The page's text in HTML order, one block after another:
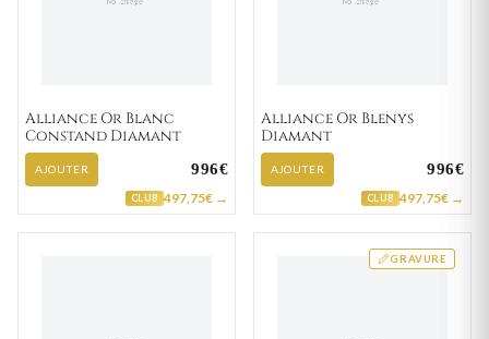
Alliance Or Blanc
Constand Diamant
AJOUTER 996€
CLUB 497,75€ →
Alliance Or Blenys
Diamant
AJOUTER 996€
CLUB 497,75€ →
GRAVURE